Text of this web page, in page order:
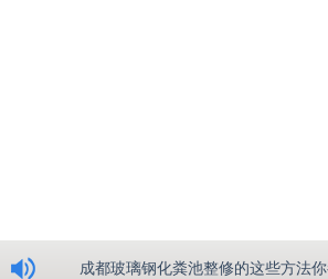
成都玻璃钢化粪池整修的这些方法